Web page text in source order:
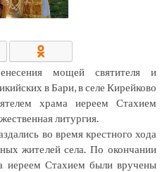
мощей святителя и
в Бари, в селе Кирейково
храма иереем Стахием
литургия.
во время крестного хода
жителей села. По окончании
иереем Стахием были вручены